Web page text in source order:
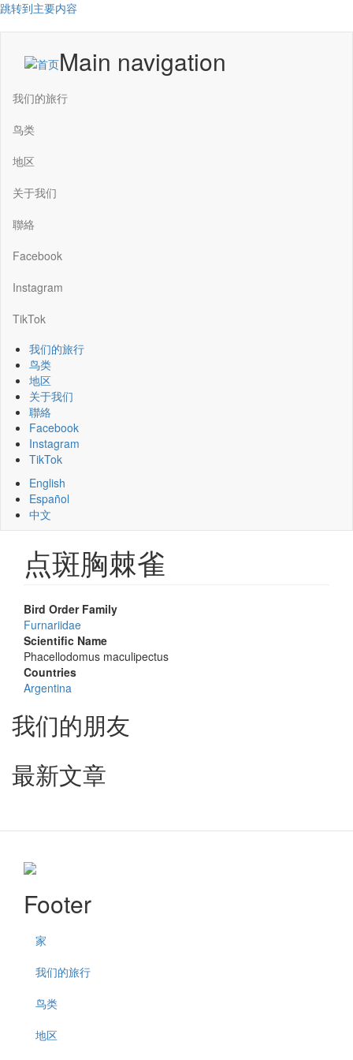
跳转到主要内容
Main navigation
我们的旅行
鸟类
地区
关于我们
聯絡
Facebook
Instagram
TikTok
我们的旅行
鸟类
地区
关于我们
聯絡
Facebook
Instagram
TikTok
English
Español
中文
点斑胸棘雀
Bird Order Family
Furnariidae
Scientific Name
Phacellodomus maculipectus
Countries
Argentina
我们的朋友
最新文章
Footer
家
我们的旅行
鸟类
地区